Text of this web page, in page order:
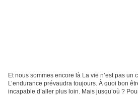
Et nous sommes encore là La vie n’est pas un
L’endurance prévaudra toujours. À quoi bon
incapable d’aller plus loin. Mais jusqu’où ?